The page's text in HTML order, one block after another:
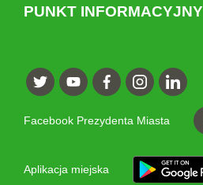
PUNKT INFORMACYJNY
Facebook Prezydenta Miasta
Aplikacja miejska